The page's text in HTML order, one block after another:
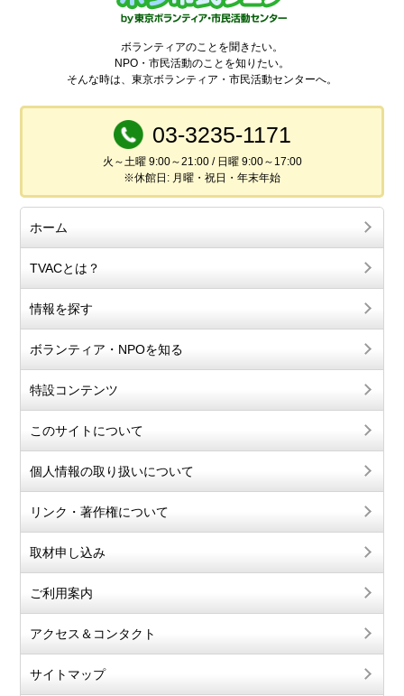
ボランティアのことを聞きたい。
NPO・市民活動のことを知りたい。
そんな時は、東京ボランティア・市民活動センターへ。
03-3235-1171
火～土曜 9:00～21:00 / 日曜 9:00～17:00
※休館日: 月曜・祝日・年末年始
ホーム
TVACとは？
情報を探す
ボランティア・NPOを知る
特設コンテンツ
このサイトについて
個人情報の取り扱いについて
リンク・著作権について
取材申し込み
ご利用案内
アクセス＆コンタクト
サイトマップ